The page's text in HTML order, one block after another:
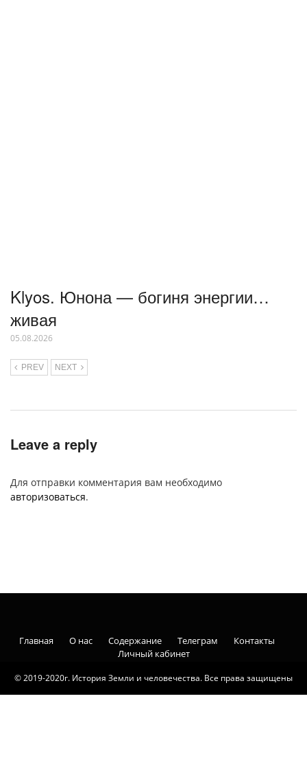
Klyos. Юнона — богиня энергии…
живая
05.08.2026
PREV NEXT
Leave a reply
Для отправки комментария вам необходимо
авторизоваться.
© 2019-2020г. История Земли и человечества. Все права защищены
Главная О нас Содержание Телеграм
Контакты
Личный кабинет